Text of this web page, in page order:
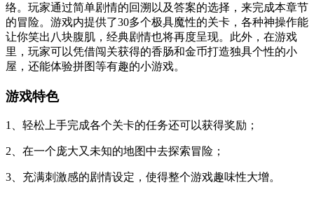
络。玩家通过简单剧情的回溯以及答案的选择，来完成本章节
的冒险。游戏内提供了30多个极具魔性的关卡，各种神操作能
让你笑出八块腹肌，经典剧情也将再度呈现。此外，在游戏
里，玩家可以凭借闯关获得的香肠和金币打造独具个性的小
屋，还能体验拼图等有趣的小游戏。
游戏特色
1、轻松上手完成各个关卡的任务还可以获得奖励；
2、在一个庞大又未知的地图中去探索冒险；
3、充满刺激感的剧情设定，使得整个游戏趣味性大增。